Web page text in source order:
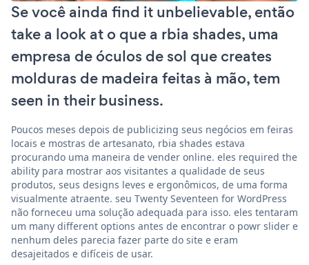
Se você ainda find it unbelievable, então
take a look at o que a rbia shades, uma
empresa de óculos de sol que creates
molduras de madeira feitas à mão, tem
seen in their business.
Poucos meses depois de publicizing seus negócios em feiras
locais e mostras de artesanato, rbia shades estava
procurando uma maneira de vender online. eles required the
ability para mostrar aos visitantes a qualidade de seus
produtos, seus designs leves e ergonômicos, de uma forma
visualmente atraente. seu Twenty Seventeen for WordPress
não forneceu uma solução adequada para isso. eles tentaram
um many different options antes de encontrar o powr slider e
nenhum deles parecia fazer parte do site e eram
desajeitados e difíceis de usar.